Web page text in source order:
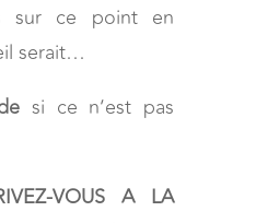
sur ce point en
serait…
si ce n’est pas
VOUS A LA